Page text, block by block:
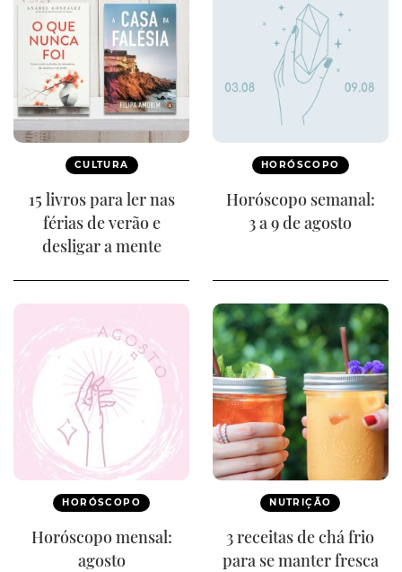
CULTURA
15 livros para ler nas
férias de verão e
desligar a mente
HORÓSCOPO
Horóscopo semanal:
3 a 9 de agosto
HORÓSCOPO
Horóscopo mensal:
agosto
NUTRIÇÃO
3 receitas de chá frio
para se manter fresca